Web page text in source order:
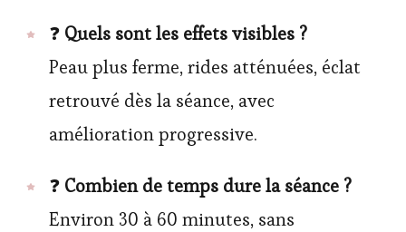
❓ Quels sont les effets visibles ?
Peau plus ferme, rides atténuées, éclat
retrouvé dès la séance, avec
amélioration progressive.
❓ Combien de temps dure la séance ?
Environ 30 à 60 minutes, sans